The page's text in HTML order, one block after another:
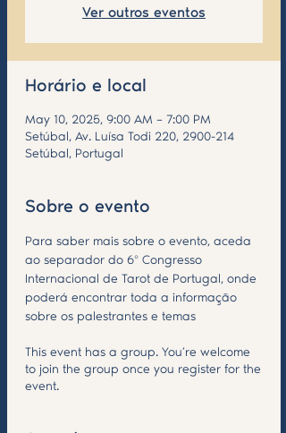
Ver outros eventos
Horário e local
May 10, 2025, 9:00 AM – 7:00 PM
Setúbal, Av. Luísa Todi 220, 2900-214
Setúbal, Portugal
Sobre o evento
Para saber mais sobre o evento, aceda
ao separador do 6º Congresso
Internacional de Tarot de Portugal, onde
poderá encontrar toda a informação
sobre os palestrantes e temas
This event has a group. You’re welcome
to join the group once you register for the
event.